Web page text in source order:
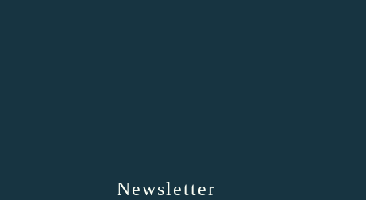
Newsletter